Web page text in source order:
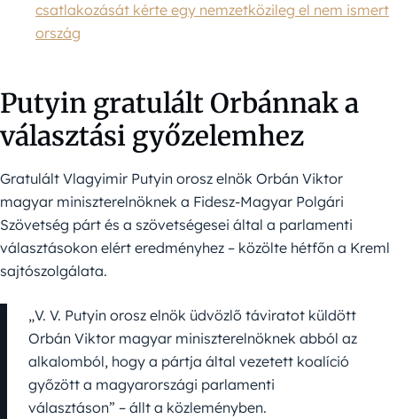
csatlakozását kérte egy nemzetközileg el nem ismert
ország
Putyin gratulált Orbánnak a
választási győzelemhez
Gratulált Vlagyimir Putyin orosz elnök Orbán Viktor
magyar miniszterelnöknek a Fidesz-Magyar Polgári
Szövetség párt és a szövetségesei által a parlamenti
választásokon elért eredményhez – közölte hétfőn a Kreml
sajtószolgálata.
„V. V. Putyin orosz elnök üdvözlő táviratot küldött
Orbán Viktor magyar miniszterelnöknek abból az
alkalomból, hogy a pártja által vezetett koalíció
győzött a magyarországi parlamenti
választáson” – állt a közleményben.